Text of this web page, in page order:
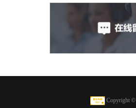
Copyright ©